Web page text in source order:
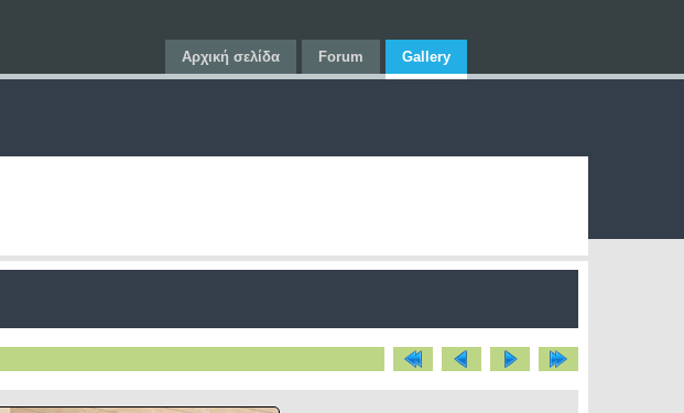
Αρχική σελίδα Forum Gallery